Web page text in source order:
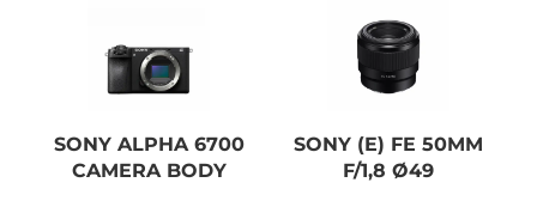
SONY ALPHA 6700
CAMERA BODY
SONY (E) FE 50MM
F/1,8 Ø49